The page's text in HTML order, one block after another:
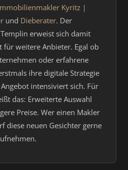
Kyritz |
und Dieberater. Der
erweist sich damit
für weitere Anbieter. Egal ob
oder erfahrene
ihre digitale Strategie
intensiviert sich. Für
das: Erweiterte Auswahl
Preise. Wer einen Makler
diese neuen Gesichter gerne